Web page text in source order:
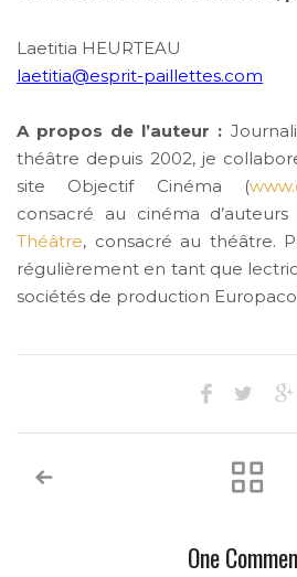
Laetitia HEURTEAU
laetitia@esprit-paillettes.com
A propos de l’auteur :
théâtre depuis 2002, je
site Objectif Cinéma (
consacré au cinéma
Théâtre, consacré au théâtre.
régulièrement en tant que
sociétés de production
One